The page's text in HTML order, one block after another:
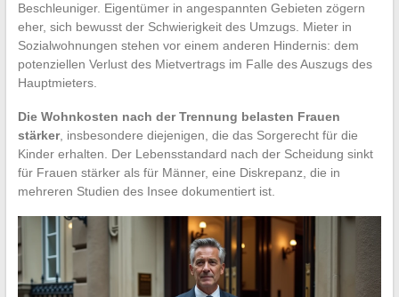
Beschleuniger. Eigentümer in angespannten Gebieten zögern
eher, sich bewusst der Schwierigkeit des Umzugs. Mieter in
Sozialwohnungen stehen vor einem anderen Hindernis: dem
potenziellen Verlust des Mietvertrags im Falle des Auszugs des
Hauptmieters.
Die Wohnkosten nach der Trennung belasten Frauen
stärker, insbesondere diejenigen, die das Sorgerecht für die
Kinder erhalten. Der Lebensstandard nach der Scheidung sinkt
für Frauen stärker als für Männer, eine Diskrepanz, die in
mehreren Studien des Insee dokumentiert ist.